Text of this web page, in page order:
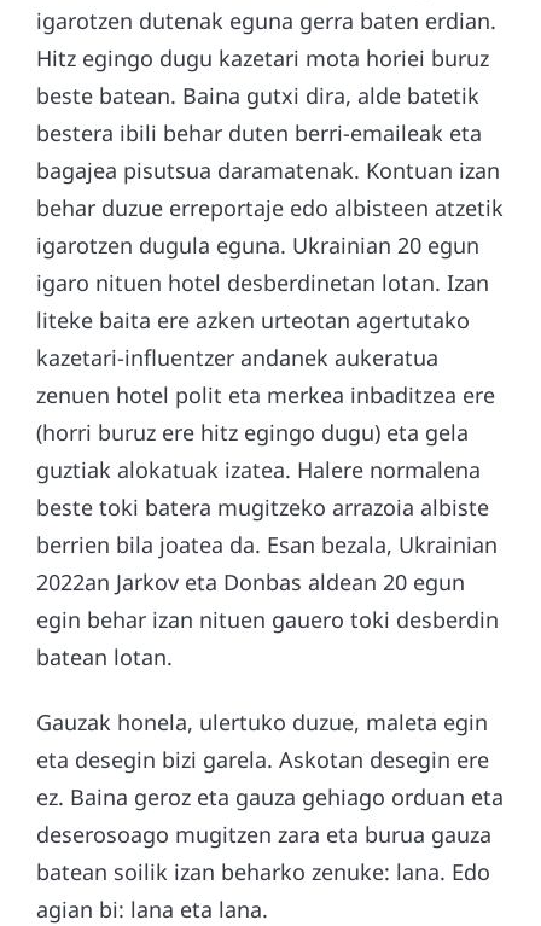
igarotzen dutenak eguna gerra baten erdian.
Hitz egingo dugu kazetari mota horiei buruz
beste batean. Baina gutxi dira, alde batetik
bestera ibili behar duten berri-emaileak eta
bagajea pisutsua daramatenak. Kontuan izan
behar duzue erreportaje edo albisteen atzetik
igarotzen dugula eguna. Ukrainian 20 egun
igaro nituen hotel desberdinetan lotan. Izan
liteke baita ere azken urteotan agertutako
kazetari-influentzer andanek aukeratua
zenuen hotel polit eta merkea inbaditzea ere
(horri buruz ere hitz egingo dugu) eta gela
guztiak alokatuak izatea. Halere normalena
beste toki batera mugitzeko arrazoia albiste
berrien bila joatea da. Esan bezala, Ukrainian
2022an Jarkov eta Donbas aldean 20 egun
egin behar izan nituen gauero toki desberdin
batean lotan.
Gauzak honela, ulertuko duzue, maleta egin
eta desegin bizi garela. Askotan desegin ere
ez. Baina geroz eta gauza gehiago orduan eta
deserosoago mugitzen zara eta burua gauza
batean soilik izan beharko zenuke: lana. Edo
agian bi: lana eta lana.